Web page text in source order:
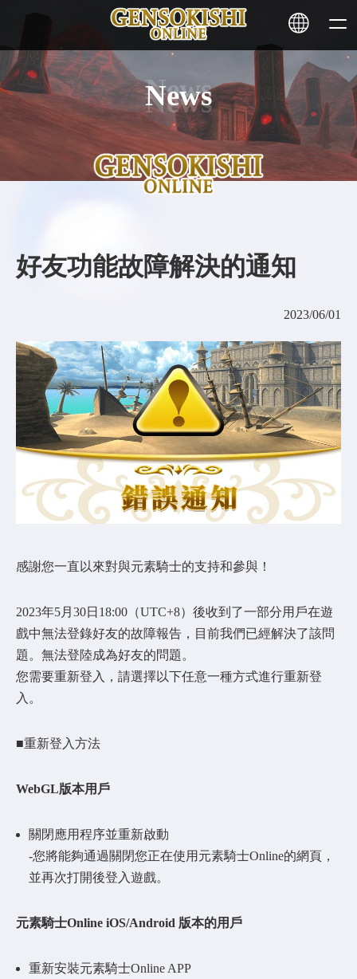
NEWS
STAKING
CONTACT
COMMUNITY
AGREEMENT&LICENCE
News
好友功能故障解決的通知
2023/06/01
感謝您一直以來對與元素騎士的支持和參與！
2023年5月30日18:00（UTC+8）後收到了一部分用戶在遊
戲中無法登錄好友的故障報告，目前我們已經解決了該問
題。無法登陸成為好友的問題。
您需要重新登入，請選擇以下任意一種方式進行重新登
入。
■重新登入方法
WebGL版本用戶
關閉應用程序並重新啟動
-您將能夠通過關閉您正在使用元素騎士Online的網頁，
並再次打開後登入遊戲。
元素騎士Online iOS/Android 版本的用戶
重新安裝元素騎士Online APP